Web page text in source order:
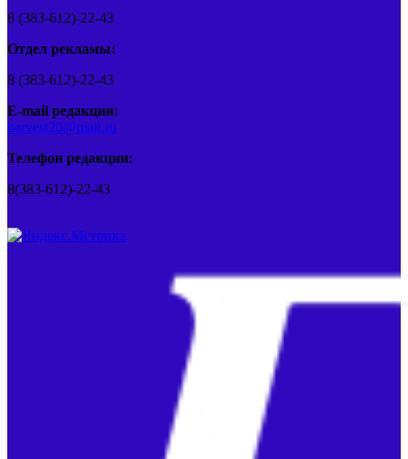
8 (383-612)-22-43
Отдел рекламы:
8 (383-612)-22-43
E-mail редакции:
barvest20@mail.ru
Телефон редакции:
8(383-612)-22-43